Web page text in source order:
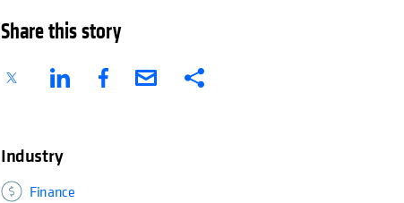
Share this story
Industry
Finance